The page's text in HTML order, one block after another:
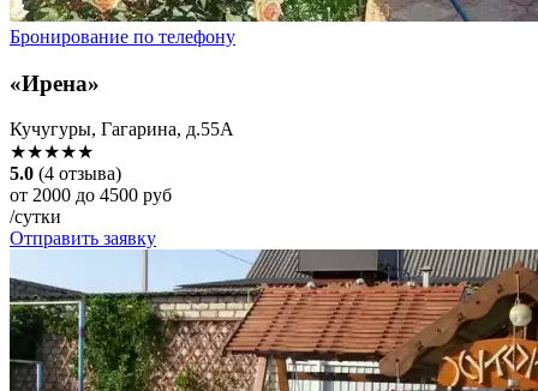
Бронирование по телефону
«Ирена»
Кучугуры, Гагарина, д.55А
★★★★★
5.0 (4 отзыва)
от 2000 до 4500 руб
/сутки
Отправить заявку